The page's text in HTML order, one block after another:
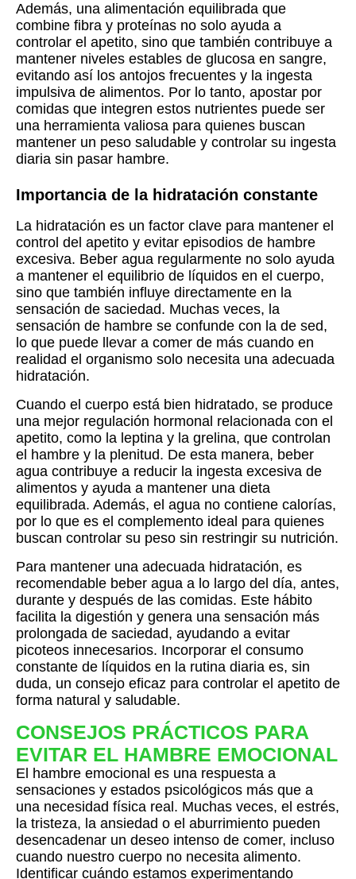
Además, una alimentación equilibrada que
combine fibra y proteínas no solo ayuda a
controlar el apetito, sino que también contribuye a
mantener niveles estables de glucosa en sangre,
evitando así los antojos frecuentes y la ingesta
impulsiva de alimentos. Por lo tanto, apostar por
comidas que integren estos nutrientes puede ser
una herramienta valiosa para quienes buscan
mantener un peso saludable y controlar su ingesta
diaria sin pasar hambre.
Importancia de la hidratación constante
La hidratación es un factor clave para mantener el
control del apetito y evitar episodios de hambre
excesiva. Beber agua regularmente no solo ayuda
a mantener el equilibrio de líquidos en el cuerpo,
sino que también influye directamente en la
sensación de saciedad. Muchas veces, la
sensación de hambre se confunde con la de sed,
lo que puede llevar a comer de más cuando en
realidad el organismo solo necesita una adecuada
hidratación.
Cuando el cuerpo está bien hidratado, se produce
una mejor regulación hormonal relacionada con el
apetito, como la leptina y la grelina, que controlan
el hambre y la plenitud. De esta manera, beber
agua contribuye a reducir la ingesta excesiva de
alimentos y ayuda a mantener una dieta
equilibrada. Además, el agua no contiene calorías,
por lo que es el complemento ideal para quienes
buscan controlar su peso sin restringir su nutrición.
Para mantener una adecuada hidratación, es
recomendable beber agua a lo largo del día, antes,
durante y después de las comidas. Este hábito
facilita la digestión y genera una sensación más
prolongada de saciedad, ayudando a evitar
picoteos innecesarios. Incorporar el consumo
constante de líquidos en la rutina diaria es, sin
duda, un consejo eficaz para controlar el apetito de
forma natural y saludable.
CONSEJOS PRÁCTICOS PARA
EVITAR EL HAMBRE EMOCIONAL
El hambre emocional es una respuesta a
sensaciones y estados psicológicos más que a
una necesidad física real. Muchas veces, el estrés,
la tristeza, la ansiedad o el aburrimiento pueden
desencadenar un deseo intenso de comer, incluso
cuando nuestro cuerpo no necesita alimento.
Identificar cuándo estamos experimentando